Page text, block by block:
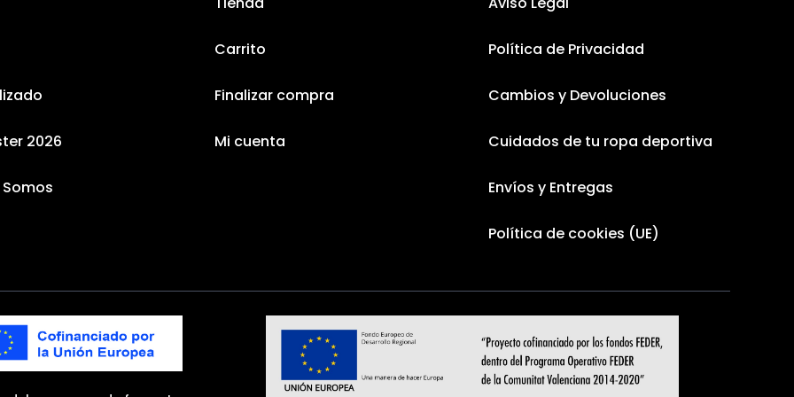
2026
Carrito
Finalizar compra
Mi cuenta
Política de Privacidad
Cambios y Devoluciones
Cuidados de tu ropa deportiva
Envíos y Entregas
Política de cookies (UE)